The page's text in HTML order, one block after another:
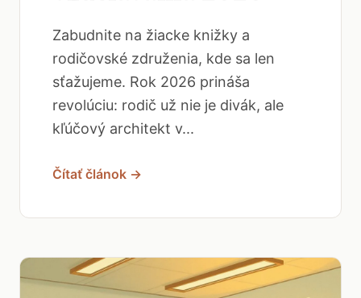
Zabudnite na žiacke knižky a
rodičovské združenia, kde sa len
sťažujeme. Rok 2026 prináša
revolúciu: rodič už nie je divák, ale
kľúčový architekt v...
Čítať článok →